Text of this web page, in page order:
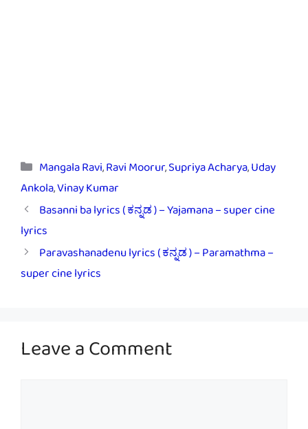
Categories
Mangala Ravi,Ravi Moorur,Supriya Acharya,Uday
Ankola,Vinay Kumar
Basanni ba lyrics ( ಕನ್ನಡ ) – Yajamana – super cine
lyrics
Paravashanadenu lyrics ( ಕನ್ನಡ ) – Paramathma –
super cine lyrics
Leave a Comment